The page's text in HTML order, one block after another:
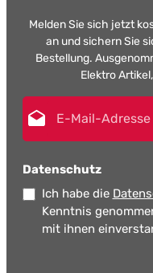
Melden Sie sich jetzt
an und sichern Sie
Bestellung.
Elektro
Datenschutz
Ich habe die
Kenntnis
mit ihnen